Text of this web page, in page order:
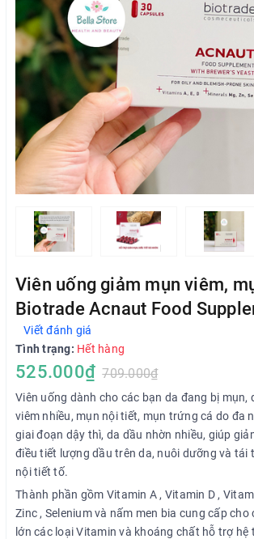
Viên uống giảm mụn viêm,
Biotrade Acnaut Food
Viết đánh giá
Tình trạng: Hết hàng
525.000₫ 709.000₫
Viên uống dành cho các bạn da đang bị mụn,
viêm nhiều, mụn nội tiết, mụn trứng cá do đa
giai đoạn dậy thì, da dầu nhờn nhiều, giúp
điều tiết lượng dầu trên da, nuôi dưỡng và tái
nội tiết tố.
Thành phần gồm Vitamin A , Vitamin D ,
Zinc , Selenium và nấm men bia cung cấp
lớn các loại Vitamin và khoáng chất hỗ trợ hệ